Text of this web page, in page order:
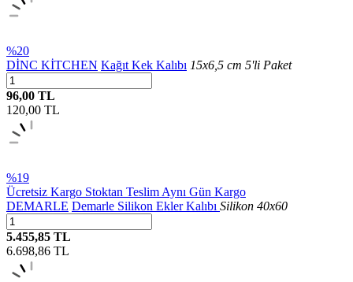
%20
DİNC KİTCHEN Kağıt Kek Kalıbı 15x6,5 cm 5'li Paket
96,00 TL
120,00 TL
%19
Ücretsiz Kargo Stoktan Teslim Aynı Gün Kargo
DEMARLE Demarle Silikon Ekler Kalıbı Silikon 40x60
5.455,85 TL
6.698,86 TL